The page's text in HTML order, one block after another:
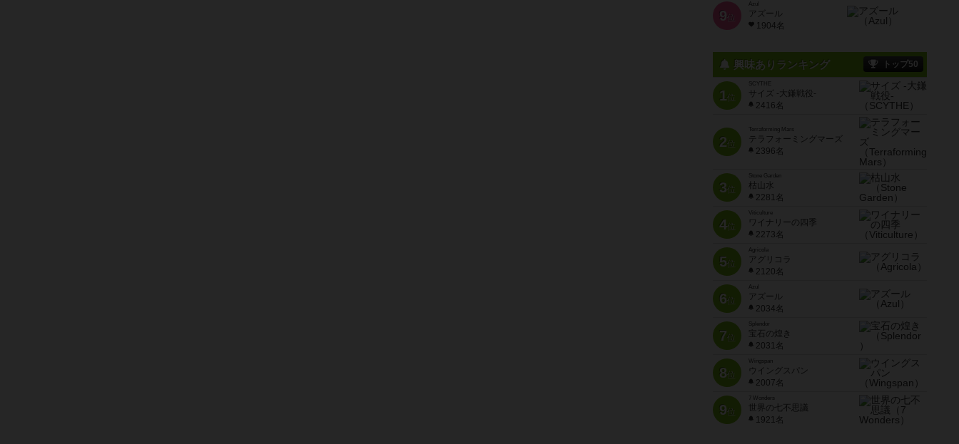
9 位
Azul
アズール
1904名
興味ありランキング トップ50
1位
SCYTHE
サイズ -大鎌戦役-
2416名
2位
Terraforming Mars
テラフォーミングマーズ
2396名
3位
Stone Garden
枯山水
2281名
4位
Viticulture
ワイナリーの四季
2273名
5位
Agricola
アグリコラ
2120名
6位
Azul
アズール
2034名
7位
宝石の煌き
2031名
8位
Wingspan
ウイングスパン
2007名
9位
7 Wonders
世界の七不思議
1921名